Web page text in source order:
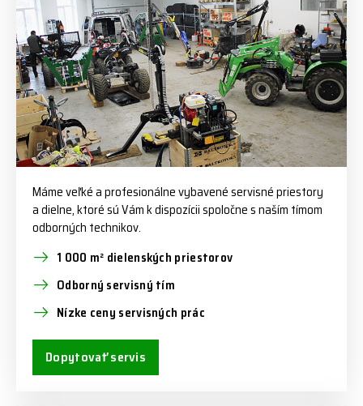
Máme veľké a profesionálne vybavené servisné priestory
a dielne, ktoré sú Vám k dispozícii spoločne s naším tímom
odborných technikov.
1 000 m² dielenských priestorov
Odborný servisný tím
Nízke ceny servisných prác
Dopytovať servis